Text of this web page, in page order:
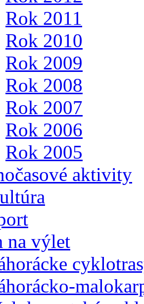
Rok 2011
Rok 2010
Rok 2009
Rok 2008
Rok 2007
Rok 2006
Rok 2005
aktivity
na výlet